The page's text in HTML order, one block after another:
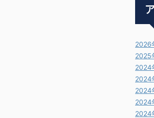
2026
2025
2024
2024
2024
2024
2024